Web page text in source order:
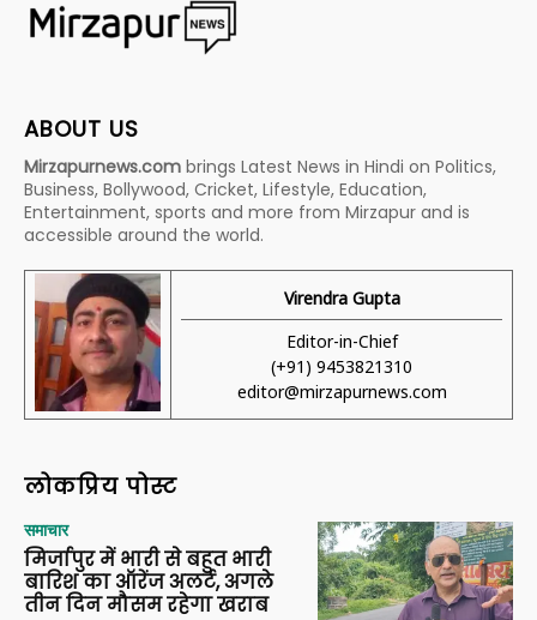
ABOUT US
Mirzapurnews.com brings Latest News in Hindi on Politics,
Business, Bollywood, Cricket, Lifestyle, Education,
Entertainment, sports and more from Mirzapur and is
accessible around the world.
Virendra Gupta
Editor-in-Chief
(+91) 9453821310
editor@mirzapurnews.com
लोकप्रिय पोस्ट
समाचार
मिर्जापुर में भारी से बहुत भारी
बारिश का ऑरेंज अलर्ट, अगले
तीन दिन मौसम रहेगा खराब